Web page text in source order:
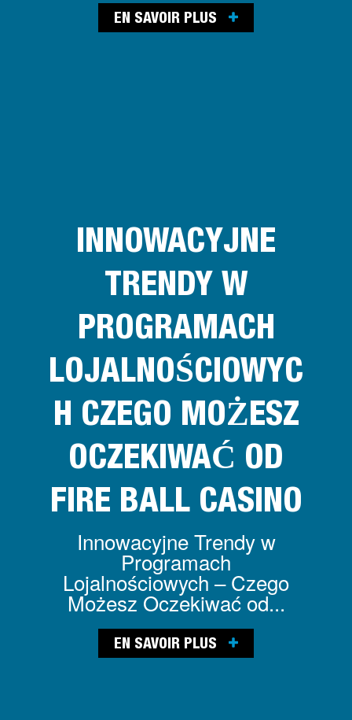
EN SAVOIR PLUS
INNOWACYJNE
TRENDY W
PROGRAMACH
LOJALNOŚCIOWYC
H CZEGO MOŻESZ
OCZEKIWAĆ OD
FIRE BALL CASINO
Innowacyjne Trendy w
Programach
Lojalnościowych – Czego
Możesz Oczekiwać od...
EN SAVOIR PLUS